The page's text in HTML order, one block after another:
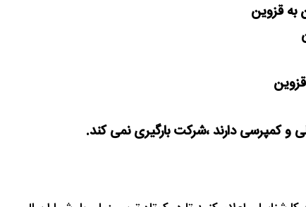
به قزوین
و کمپرسی دارند ،شرکت بارگیری نمی کند.